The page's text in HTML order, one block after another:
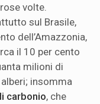
volte.
sul Brasile,
dell’Amazzonia,
il 10 per cento
milioni di
insomma
carbonio, che